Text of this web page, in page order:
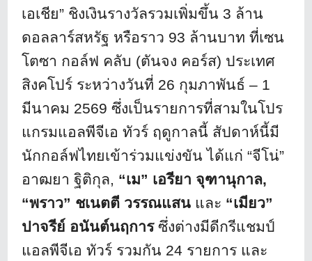
เอเชีย” ชิงเงินรางวัลรวมเพิ่มขึ้น 3 ล้าน
ดอลลาร์สหรัฐ หรือราว 93 ล้านบาท ที่เซน
โตซา กอล์ฟ คลับ (ตันจง คอร์ส) ประเทศ
สิงคโปร์ ระหว่างวันที่ 26 กุมภาพันธ์ – 1
มีนาคม 2569 ซึ่งเป็นรายการที่สามในโปร
แกรมแอลพีจีเอ ทัวร์ ฤดูกาลนี้ สัปดาห์นี้มี
นักกอล์ฟไทยเข้าร่วมแข่งขัน ได้แก่ “จีโน่”
อาฒยา ฐิติกุล, “เม” เอรียา จุฑานุกาล,
“พราว” ชเนตตี วรรณแสน และ “เมียว”
ปาจรีย์ อนันต์นฤการซึ่งต่างมีดีกรีแชมป์
แอลพีจีเอ ทัวร์ รวมกัน 24 รายการ และ